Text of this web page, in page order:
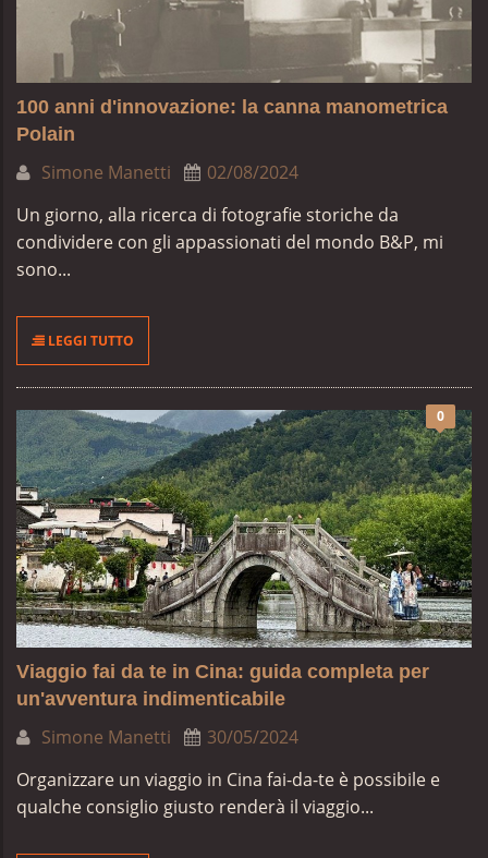
100 anni d'innovazione: la canna manometrica
Polain
Simone Manetti
02/08/2024
Un giorno, alla ricerca di fotografie storiche da
condividere con gli appassionati del mondo B&P, mi
sono...
LEGGI TUTTO
0
Viaggio fai da te in Cina: guida completa per
un'avventura indimenticabile
Simone Manetti
30/05/2024
Organizzare un viaggio in Cina fai-da-te è possibile e
qualche consiglio giusto renderà il viaggio...